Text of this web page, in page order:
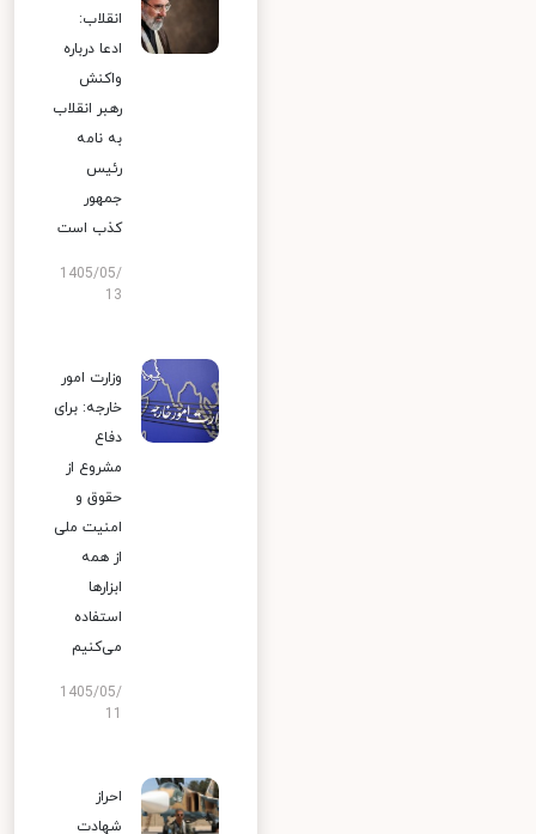
انقلاب:
ادعا درباره
واکنش
رهبر انقلاب
به نامه
رئیس
جمهور
کذب است
1405/05/
13
وزارت امور
خارجه: برای
دفاع
مشروع از
حقوق و
امنیت ملی
از همه
ابزارها
استفاده
می‌کنیم
1405/05/
احراز
شهادت